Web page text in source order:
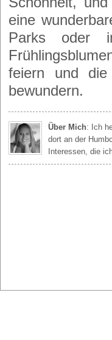
eine
Parks oder
feiern und
bewundern.
Über Mich: Ich
dort an der
Interessen, die